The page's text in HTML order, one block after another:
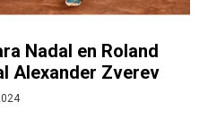
Nadal en Roland
Alexander Zverev